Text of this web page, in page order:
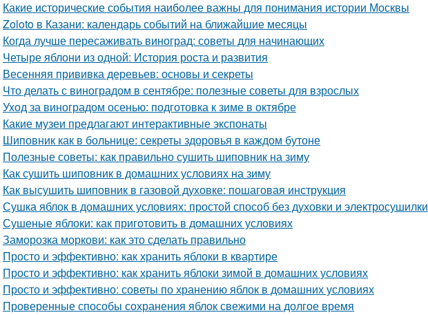
Какие исторические события наиболее важны для понимания истории Москвы
Zoloto в Казани: календарь событий на ближайшие месяцы
Когда лучше пересаживать виноград: советы для начинающих
Четыре яблони из одной: История роста и развития
Весенняя прививка деревьев: основы и секреты
Что делать с виноградом в сентябре: полезные советы для взрослых
Уход за виноградом осенью: подготовка к зиме в октябре
Какие музеи предлагают интерактивные экспонаты
Шиповник как в больнице: секреты здоровья в каждом бутоне
Полезные советы: как правильно сушить шиповник на зиму
Как сушить шиповник в домашних условиях на зиму
Как высушить шиповник в газовой духовке: пошаговая инструкция
Сушка яблок в домашних условиях: простой способ без духовки и электросушилки
Сушеные яблоки: как приготовить в домашних условиях
Заморозка моркови: как это сделать правильно
Просто и эффективно: как хранить яблоки в квартире
Просто и эффективно: как хранить яблоки зимой в домашних условиях
Просто и эффективно: советы по хранению яблок в домашних условиях
Проверенные способы сохранения яблок свежими на долгое время